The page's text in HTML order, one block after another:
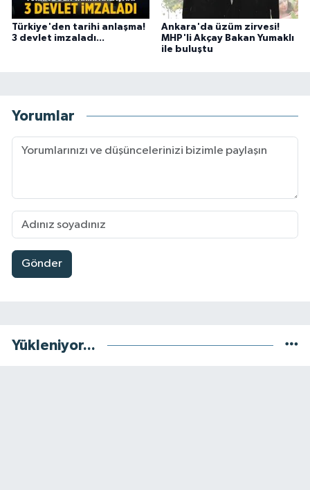
Türkiye'den tarihi anlaşma!
3 devlet imzaladı...
Ankara'da üzüm zirvesi!
MHP'li Akçay Bakan Yumaklı
ile buluştu
Yorumlar
Gönder
Yükleniyor...